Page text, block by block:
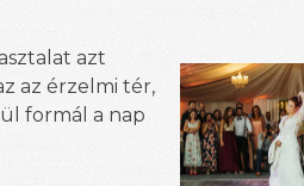
azt
az érzelmi tér,
formál a nap